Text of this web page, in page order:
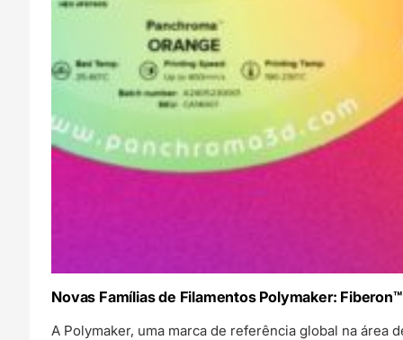
Novas Famílias de Filamentos Polymaker:
A Polymaker, uma marca de referência global na área